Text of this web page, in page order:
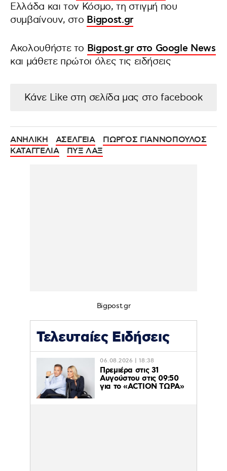
Ελλάδα και τον Κόσμο, τη στιγμή που
συμβαίνουν, στο Bigpost.gr
Ακολουθήστε το Bigpost.gr στο Google News
και μάθετε πρώτοι όλες τις ειδήσεις
Κάνε Like στη σελίδα μας στο facebook
ΑΝΗΛΙΚΗ ΑΣΕΛΓΕΙΑ
ΓΙΩΡΓΟΣ ΓΙΑΝΝΟΠΟΥΛΟΣ
ΚΑΤΑΓΓΕΛΙΑ
ΠΥΞ ΛΑΞ
Bigpost.gr
Τελευταίες Ειδήσεις
06.08.2026 | 18:38
Πρεμιέρα στις 31
Αυγούστου στις 09:50
για το «ACTION ΤΩΡΑ»